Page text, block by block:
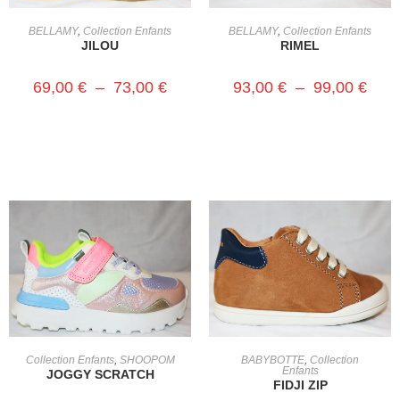
CHOIX DES OPTIONS
BELLAMY, Collection Enfants
JILOU
69,00 € – 73,00 €
CHOIX DES OPTIONS
BELLAMY, Collection Enfants
RIMEL
93,00 € – 99,00 €
CHOIX DES OPTIONS
Collection Enfants, SHOOPOM
JOGGY SCRATCH
CHOIX DES OPTIONS
BABYBOTTE Collection
Enfants
FIDJI ZIP